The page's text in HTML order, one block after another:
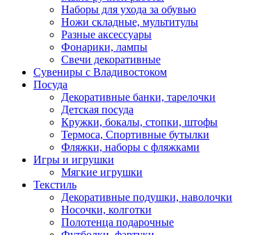
Наборы для ухода за обувью
Ножи складные, мультитулы
Разные аксессуары
Фонарики, лампы
Свечи декоративные
Сувениры с Владивостоком
Посуда
Декоративные банки, тарелочки
Детская посуда
Кружки, бокалы, стопки, штофы
Термоса, Спортивные бутылки
Фляжки, наборы с фляжками
Игры и игрушки
Мягкие игрушки
Текстиль
Декоративные подушки, наволочки
Носочки, колготки
Полотенца подарочные